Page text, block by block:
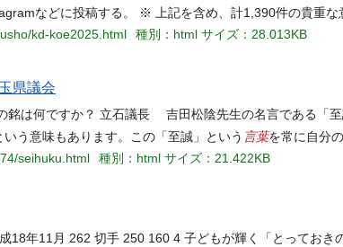
などに投稿する。 ※ 上記を含め、計1,390件の貴重な
kd-koe2025.html
種別：html サイズ：28.013KB
県議会
銘は何ですか？ 立石議長 吉田松陰先生の名言である「至
う意味もあります。この「至誠」という 言葉を常に自分の
seihuku.html
種別：html サイズ：21.422KB
18年11月 262 切手 250 160 4 子どもが輝く「とっておき